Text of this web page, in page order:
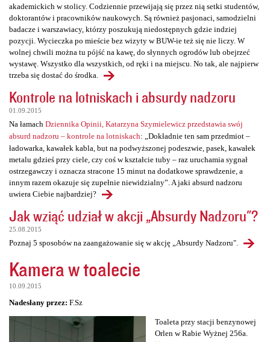
akademickich w stolicy. Codziennie przewijają się przez nią setki studentów,
doktorantów i pracowników naukowych. Są również pasjonaci, samodzielni
badacze i warszawiacy, którzy poszukują niedostępnych gdzie indziej
pozycji. Wycieczka po mieście bez wizyty w BUW-ie też się nie liczy. W
wolnej chwili można tu pójść na kawę, do słynnych ogrodów lub obejrzeć
wystawę. Wszystko dla wszystkich, od ręki i na miejscu. No tak, ale najpierw
trzeba się dostać do środka.
Kontrole na lotniskach i absurdy nadzoru
01.09.2015
Na łamach Dziennika Opinii, Katarzyna Szymielewicz przedstawia swój
absurd nadzoru – kontrole na lotniskach: „Dokładnie ten sam przedmiot –
ładowarka, kawałek kabla, but na podwyższonej podeszwie, pasek, kawałek
metalu gdzieś przy ciele, czy coś w kształcie tuby – raz uruchamia sygnał
ostrzegawczy i oznacza stracone 15 minut na dodatkowe sprawdzenie, a
innym razem okazuje się zupełnie niewidzialny”. A jaki absurd nadzoru
uwiera Ciebie najbardziej?
Jak wziąć udział w akcji „Absurdy Nadzoru"?
25.08.2015
Poznaj 5 sposobów na zaangażowanie się w akcję „Absurdy Nadzoru".
Kamera w toalecie
10.09.2015
Nadesłany przez: F.Sz
Toaleta przy stacji benzynowej
Orlen w Rabie Wyżnej 256a.